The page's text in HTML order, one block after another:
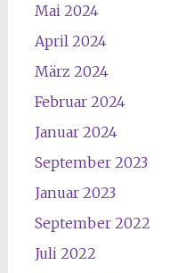
Mai 2024
April 2024
März 2024
Februar 2024
Januar 2024
September 2023
Januar 2023
September 2022
Juli 2022